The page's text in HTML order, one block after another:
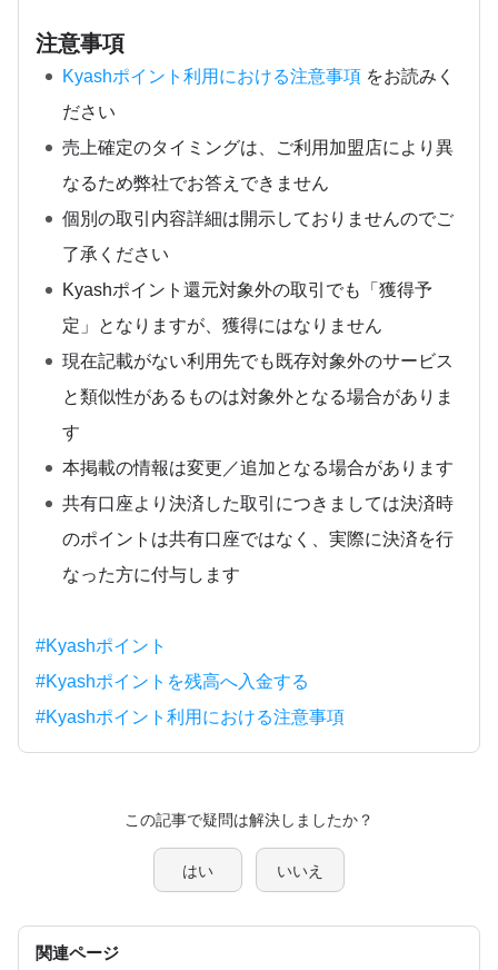
注意事項
Kyashポイント利用における注意事項 をお読みく
ださい
売上確定のタイミングは、ご利用加盟店により異
なるため弊社でお答えできません
個別の取引内容詳細は開示しておりませんのでご
了承ください
Kyashポイント還元対象外の取引でも「獲得予
定」となりますが、獲得にはなりません
現在記載がない利用先でも既存対象外のサービス
と類似性があるものは対象外となる場合がありま
す
本掲載の情報は変更／追加となる場合があります
共有口座より決済した取引につきましては決済時
のポイントは共有口座ではなく、実際に決済を行
なった方に付与します
#Kyashポイント
#Kyashポイントを残高へ入金する
#Kyashポイント利用における注意事項
この記事で疑問は解決しましたか？
はい いいえ
関連ページ